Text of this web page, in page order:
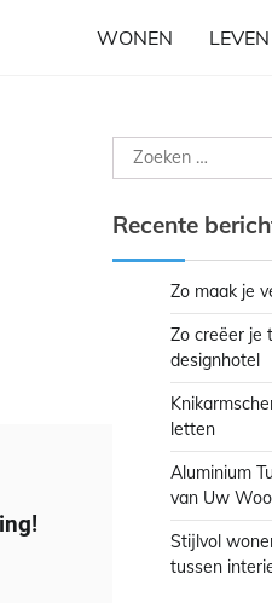
WONEN LEVEN
Zoeken
naar:
Recente
Zo maak je
Zo creëer je
designhotel
letten
Aluminium
van Uw
Stijlvol
tussen